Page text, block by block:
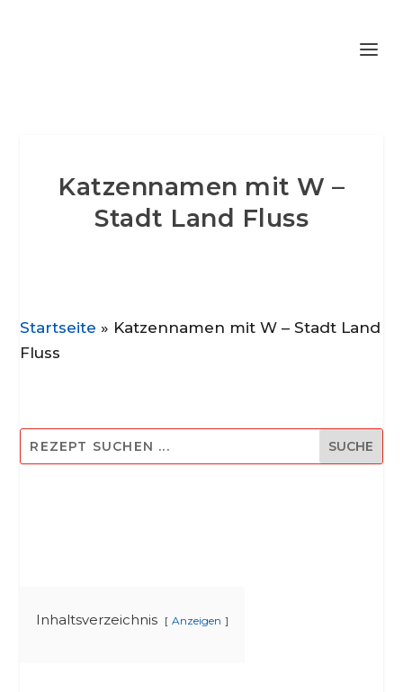
Katzennamen mit W –
Stadt Land Fluss
Startseite » Katzennamen mit W – Stadt Land
Fluss
Inhaltsverzeichnis Anzeigen